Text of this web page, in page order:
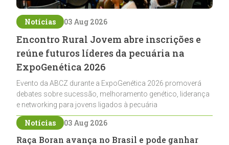
Notícias 03 Aug 2026
Encontro Rural Jovem abre inscrições e
reúne futuros líderes da pecuária na
ExpoGenética 2026
Evento da ABCZ durante a ExpoGenética 2026 promoverá
debates sobre sucessão, melhoramento genético, liderança
e networking para jovens ligados à pecuária
Notícias 03 Aug 2026
Raça Boran avança no Brasil e pode ganhar